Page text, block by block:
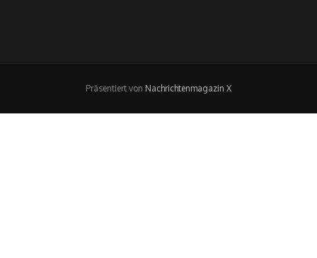
Präsentiert von Nachrichtenmagazin X